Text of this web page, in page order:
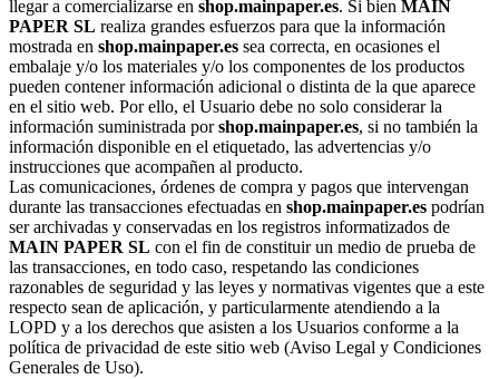
llegar a comercializarse en shop.mainpaper.es. Si bien MAIN
PAPER SL realiza grandes esfuerzos para que la información
mostrada en shop.mainpaper.es sea correcta, en ocasiones el
embalaje y/o los materiales y/o los componentes de los productos
pueden contener información adicional o distinta de la que aparece
en el sitio web. Por ello, el Usuario debe no solo considerar la
información suministrada porshop.mainpaper.es, si no también la
información disponible en el etiquetado, las advertencias y/o
instrucciones que acompañen al producto.
Las comunicaciones, órdenes de compra y pagos que intervengan
durante las transacciones efectuadas en shop.mainpaper.es podrían
ser archivadas y conservadas en los registros informatizados de
MAIN PAPER SL con el fin de constituir un medio de prueba de
las transacciones, en todo caso, respetando las condiciones
razonables de seguridad y las leyes y normativas vigentes que a este
respecto sean de aplicación, y particularmente atendiendo a la
LOPD y a los derechos que asisten a los Usuarios conforme a la
política de privacidad de este sitio web (Aviso Legal y Condiciones
Generales de Uso).